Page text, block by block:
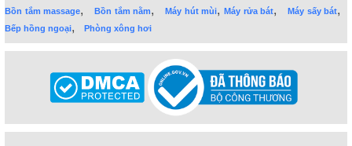
Bồn tắm massage,Bồn tắm nằm,Máy hút mùi,Máy rửa bát,Máy sấy bát,
Bếp hồng ngoại, Phòng xông hơi